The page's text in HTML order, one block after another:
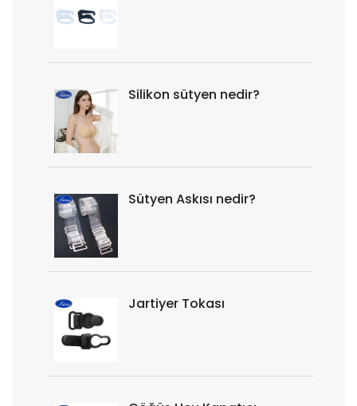
Silikon sütyen nedir?
Sütyen Askısı nedir?
Jartiyer Tokası